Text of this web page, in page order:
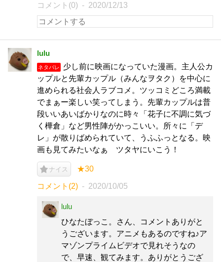
コメント(0) 2020/12/13
lulu
ネタバレ
少し前に映画になっていた漫画。主人公カ
ップルと先輩カップル（みんなヲタク）を中心に
進められる社会人ラブコメ。ツッコミどころ満載
でまぁー楽しい笑ってしまう。先輩カップルは普
段いいあいばかりなのに時々「花子に不調に気づ
く樺倉」など男性陣がかっこいい。所々に「デ
レ」が散りばめられていて、うふふっとなる。映
画も見てみたいなぁ ツタヤにいこう！
ナイス ★30
コメント(2) 2020/10/05
lulu
ひなたぼっこ。さん、コメントありがと
うございます。アニメもあるのですね♪ア
マゾンプライムビデオで見れそうなの
で、早速、観てみます。ありがとうござ